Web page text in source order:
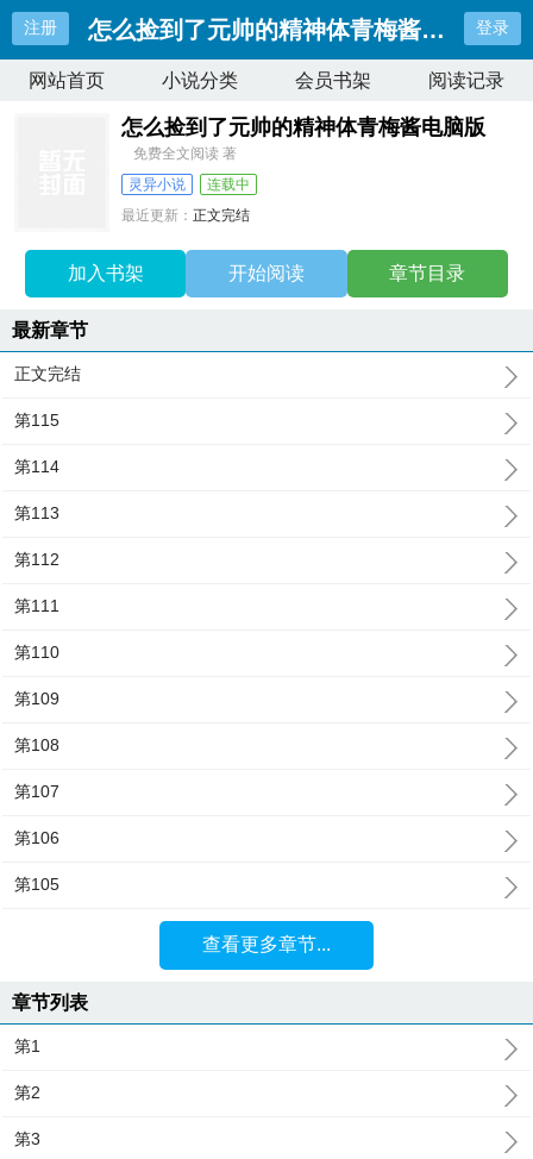
注册 怎么捡到了元帅的精神体青梅酱电脑版登录
网站首页 小说分类 会员书架 阅读记录
怎么捡到了元帅的精神体青梅酱电脑版
免费全文阅读 著
灵异小说
连载中
最近更新：正文完结
加入书架 开始阅读 章节目录
最新章节
正文完结
第115
第114
第113
第112
第111
第110
第109
第108
第107
第106
第105
查看更多章节...
章节列表
第1
第2
第3